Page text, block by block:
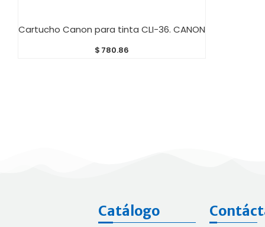
Cartucho Canon para tinta CLI-36. CANON
$ 780.86
Catálogo